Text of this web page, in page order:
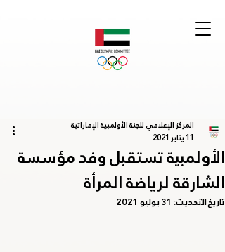
الأولمبية تستقبل وفد مؤسسة
الشارقة لرياضة المرأة
المركز الإعلامي للجنة الأولمبية الإماراتية
11 يناير 2021
تاريخ التحديث: 31 يوليو 2021